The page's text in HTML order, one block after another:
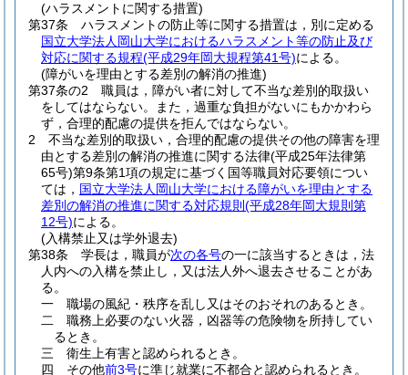
(ハラスメントに関する措置)
第37条
ハラスメントの防止等に関する措置は，別に定める
国立大学法人岡山大学におけるハラスメント等の防止及び
対応に関する規程(平成29年岡大規程第41号)による。
(障がいを理由とする差別の解消の推進)
第37条の2
職員は，障がい者に対して不当な差別的取扱い
をしてはならない。
また，過重な負担がないにもかかわら
ず，合理的配慮の提供を拒んではならない。
2
不当な差別的取扱い，合理的配慮の提供その他の障害を理
由とする差別の解消の推進に関する法律(平成25年法律第
65号)第9条第1項の規定に基づく国等職員対応要領につい
ては， 国立大学法人岡山大学における障がいを理由とする
差別の解消の推進に関する対応規則 (平成28年岡大規則第
12号)による。
(入構禁止又は学外退去)
第38条
学長は，職員が次の各号の一に該当するときは，法
人内への入構を禁止し，又は法人外へ退去させることがあ
る。
一
職場の風紀・秩序を乱し又はそのおそれのあるとき。
二
職務上必要のない火器，凶器等の危険物を所持してい
るとき。
三
衛生上有害と認められるとき。
四
その他前3号に準じ就業に不都合と認められるとき。